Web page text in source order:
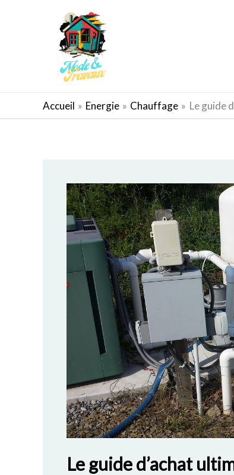
Accueil Energie Chauffage Le guide
Le guide d’achat